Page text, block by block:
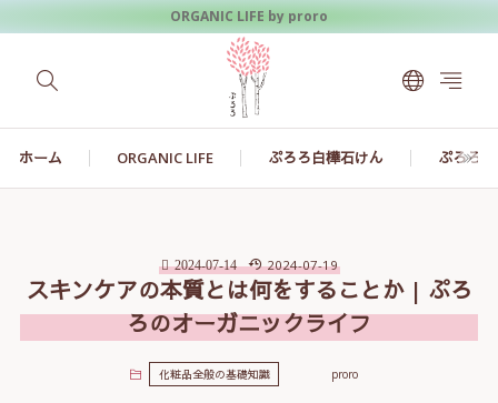
ORGANIC LIFE by proro
ホーム ORGANIC LIFE ぷろろ白樺石けん ぷろろ
2024-07-14 2024-07-19
スキンケアの本質とは何をすることか | ぷろ
ろのオーガニックライフ
化粧品全般の基礎知識 proro